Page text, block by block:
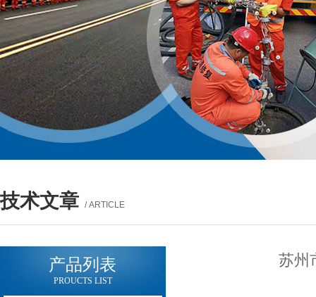
技术文章 / ARTICLE
产品列表
PROUCTS LIST
苏州